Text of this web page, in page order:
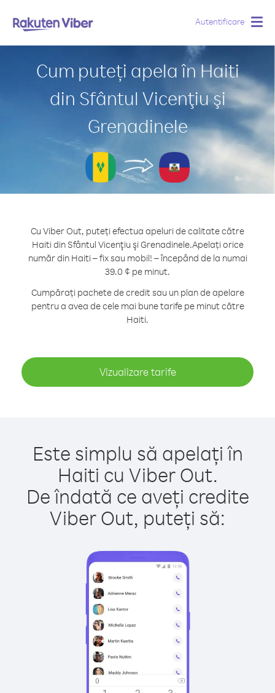
Autentificare
Cum puteți apela în Haiti
din Sfântul Vicenţiu şi
Grenadinele
Cu Viber Out, puteți efectua apeluri de calitate către
Haiti din Sfântul Vicenţiu şi Grenadinele.Apelați orice
număr din Haiti – fix sau mobil! – începând de la numai
39.0 ¢ pe minut.
Cumpărați pachete de credit sau un plan de apelare
pentru a avea de cele mai bune tarife pe minut către
Haiti.
Vizualizare tarife
Este simplu să apelați în
Haiti cu Viber Out.
De îndată ce aveți credite
Viber Out, puteți să: